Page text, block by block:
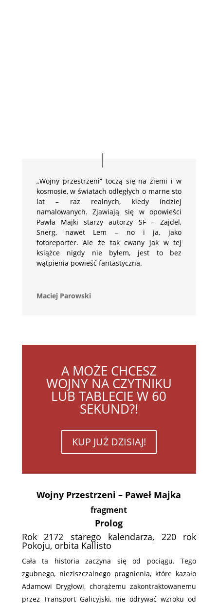
„Wojny przestrzeni” toczą się na ziemi i w
kosmosie, w światach odległych o marne sto
lat – raz realnych, kiedy indziej
namalowanych. Zjawiają się w opowieści
Pawła Majki starzy autorzy SF – Zajdel,
Snerg, nawet Lem – no i ja, jako
fotoreporter. Ale że tak cwany jak w tej
książce nigdy nie byłem, jest to bez
wątpienia powieść fantastyczna.
Maciej Parowski
A MOŻE CHCESZ
WOJNY NA CZYTNIKU
LUB TABLECIE W 60
SEKUND?!
KUP JUŻ DZISIAJ!
Wojny Przestrzeni – Paweł Majka
fragment
Prolog
Rok 2172 starego kalendarza, 220 rok
Pokoju, orbita Kallisto
Cała ta historia zaczyna się od pociągu. Tego
zgubnego, nieziszczalnego pragnienia, które kazało
Adamowi Drygłowi, chorążemu zakontraktowanemu
przez Transport Galicyjski, nie odrywać wzroku od